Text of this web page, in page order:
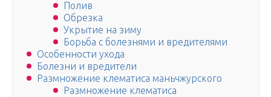
Полив
Обрезка
Укрытие на зиму
Борьба с болезнями и вредителями
Особенности ухода
Болезни и вредители
Размножение клематиса маньчжурского
Размножение клематиса